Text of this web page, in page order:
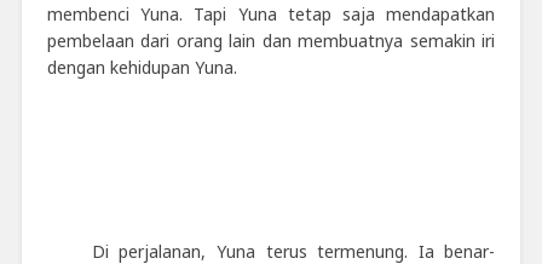
membenci Yuna. Tapi Yuna tetap saja mendapatkan
pembelaan dari orang lain dan membuatnya semakin iri
dengan kehidupan Yuna.
Di perjalanan, Yuna terus termenung. Ia benar-